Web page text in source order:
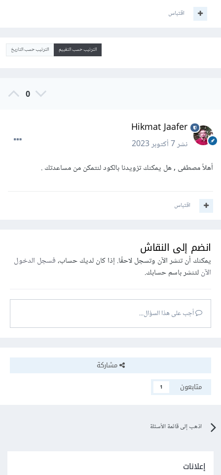
اقتباس
الترتيب حسب التقييم الترتيب حسب التاريخ
0
Hikmat Jaafer
نشر7 أكتوبر 2023
أهلاً مصطفى , هل يمكنك تزويدنا بالكود لنتمكن من مساعدتك .
اقتباس
انضم إلى النقاش
يمكنك أن تنشر الآن وتسجل لاحقًا. إذا كان لديك حساب،فسجل الدخول
الآنلتنشر باسم حسابك.
أجب على هذا السؤال...
مشاركة
متابعون
1
اذهب إلى قائمة الأسئلة
إعلانات